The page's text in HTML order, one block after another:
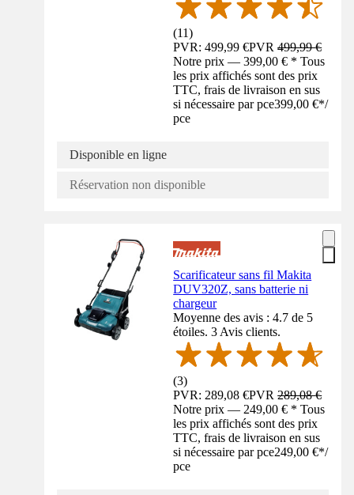
(11)
PVR: 499,99 €PVR499,99 €
Notre prix — 399,00 € * Tous
les prix affichés sont des prix
TTC, frais de livraison en sus
si nécessaire par pce399,00 €*/
pce
Disponible en ligne
Réservation non disponible
Scarificateur sans fil Makita
DUV320Z, sans batterie ni
chargeur
Moyenne des avis : 4.7 de 5
étoiles. 3 Avis clients.
(3)
PVR: 289,08 €PVR289,08 €
Notre prix — 249,00 € * Tous
les prix affichés sont des prix
TTC, frais de livraison en sus
si nécessaire par pce249,00 €*/
pce